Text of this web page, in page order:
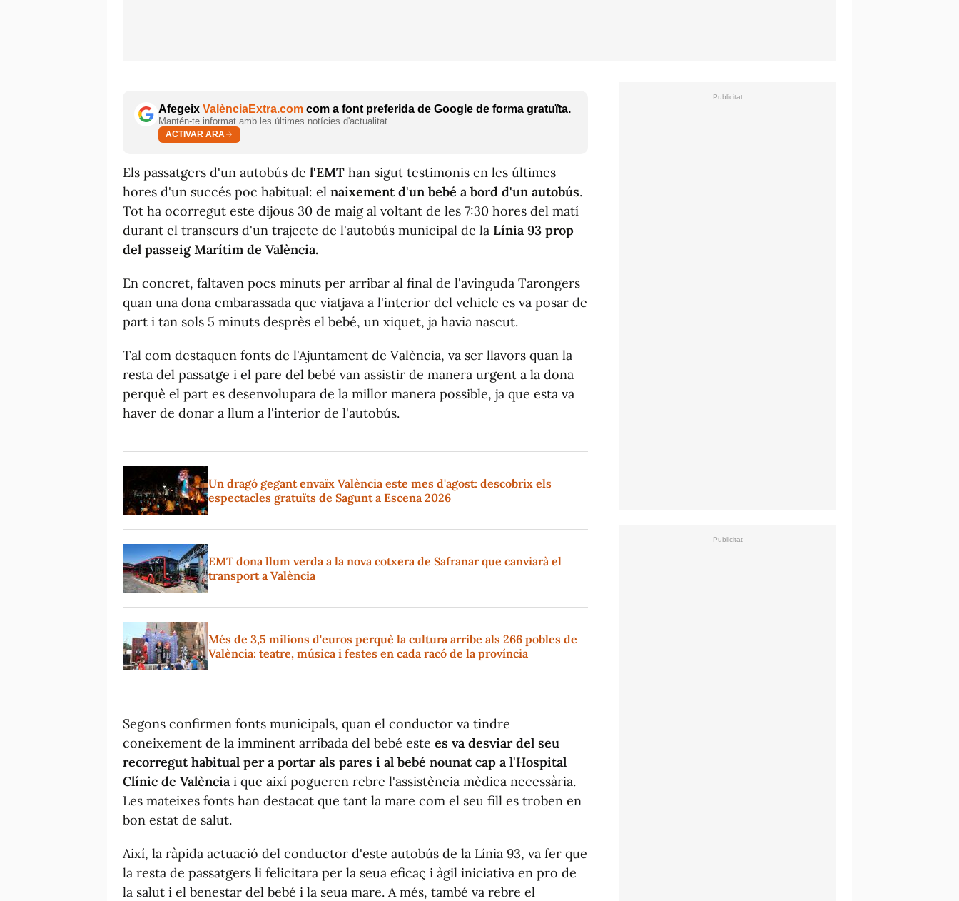
Afegeix ValènciaExtra.com com a font preferida de Google de forma gratuïta.
Mantén-te informat amb les últimes notícies d'actualitat.
ACTIVAR ARA
Els passatgers d'un autobús de l'EMT han sigut testimonis en les últimes
hores d'un succés poc habitual: el naixement d'un bebé a bord d'un autobús.
Tot ha ocorregut este dijous 30 de maig al voltant de les 7:30 hores del matí
durant el transcurs d'un trajecte de l'autobús municipal de la Línia 93 prop
del passeig Marítim de València.
En concret, faltaven pocs minuts per arribar al final de l'avinguda Tarongers
quan una dona embarassada que viatjava a l'interior del vehicle es va posar de
part i tan sols 5 minuts desprès el bebé, un xiquet, ja havia nascut.
Tal com destaquen fonts de l'Ajuntament de València, va ser llavors quan la
resta del passatge i el pare del bebé van assistir de manera urgent a la dona
perquè el part es desenvolupara de la millor manera possible, ja que esta va
haver de donar a llum a l'interior de l'autobús.
Un dragó gegant envaïx València este mes d'agost: descobrix els
espectacles gratuïts de Sagunt a Escena 2026
EMT dona llum verda a la nova cotxera de Safranar que canviarà el
transport a València
Més de 3,5 milions d'euros perquè la cultura arribe als 266 pobles de
València: teatre, música i festes en cada racó de la província
Segons confirmen fonts municipals, quan el conductor va tindre
coneixement de la imminent arribada del bebé este es va desviar del seu
recorregut habitual per a portar als pares i al bebé nounat cap a l'Hospital
Clínic de València i que així pogueren rebre l'assistència mèdica necessària.
Les mateixes fonts han destacat que tant la mare com el seu fill es troben en
bon estat de salut.
Així, la ràpida actuació del conductor d'este autobús de la Línia 93, va fer que
la resta de passatgers li felicitara per la seua eficaç i àgil iniciativa en pro de
la salut i el benestar del bebé i la seua mare. A més, també va rebre el